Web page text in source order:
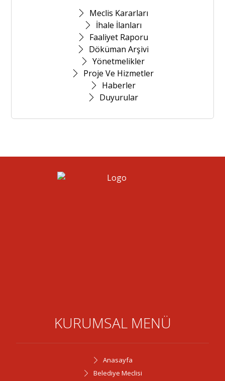
Meclis Kararları
İhale İlanları
Faaliyet Raporu
Döküman Arşivi
Yönetmelikler
Proje Ve Hizmetler
Haberler
Duyurular
KURUMSAL MENÜ
Anasayfa
Belediye Meclisi